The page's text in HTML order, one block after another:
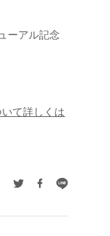
ーアル記念
て詳しくは